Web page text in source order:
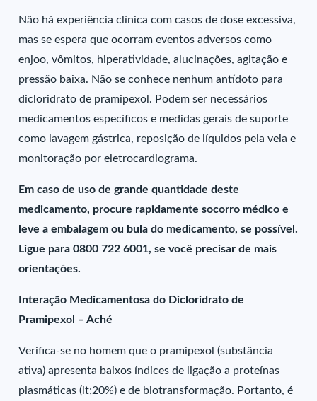
Não há experiência clínica com casos de dose excessiva,
mas se espera que ocorram eventos adversos como
enjoo, vômitos, hiperatividade, alucinações, agitação e
pressão baixa. Não se conhece nenhum antídoto para
dicloridrato de pramipexol. Podem ser necessários
medicamentos específicos e medidas gerais de suporte
como lavagem gástrica, reposição de líquidos pela veia e
monitoração por eletrocardiograma.
Em caso de uso de grande quantidade deste
medicamento, procure rapidamente socorro médico e
leve a embalagem ou bula do medicamento, se possível.
Ligue para 0800 722 6001, se você precisar de mais
orientações.
Interação Medicamentosa do Dicloridrato de
Pramipexol – Aché
Verifica-se no homem que o pramipexol (substância
ativa) apresenta baixos índices de ligação a proteínas
plasmáticas (lt;20%) e de biotransformação. Portanto, é